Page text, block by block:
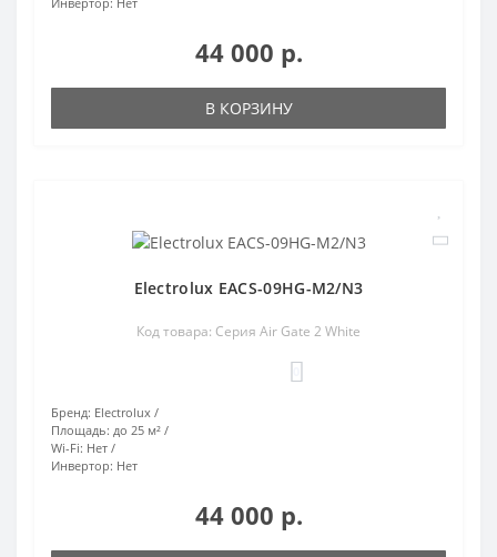
44 000 р.
В КОРЗИНУ
Electrolux EACS-09HG-M2/N3
Код товара: Серия Air Gate 2 White
Бренд: Electrolux
Площадь: до 25 м²
Wi-Fi: Нет
Инвертор: Нет
44 000 р.